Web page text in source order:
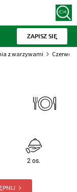
ZAPISZ SIĘ
z warzywami
2 os.